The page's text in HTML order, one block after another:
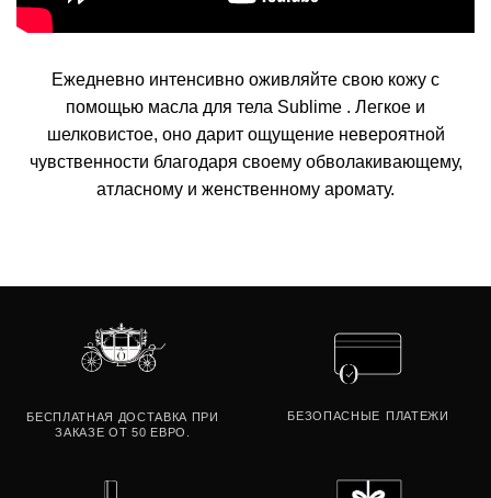
Ежедневно интенсивно оживляйте свою кожу с
помощью масла для тела Sublime . Легкое и
шелковистое, оно дарит ощущение невероятной
чувственности благодаря своему обволакивающему,
атласному и женственному аромату.
БЕСПЛАТНАЯ ДОСТАВКА ПРИ
ЗАКАЗЕ ОТ 50 ЕВРО.
БЕЗОПАСНЫЕ ПЛАТЕЖИ